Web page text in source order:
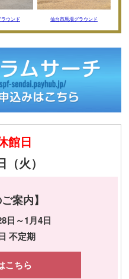
ウンド 仙台市馬場グラウンド
館日
（火）
案内】
日～1月4日
不定期
こちら